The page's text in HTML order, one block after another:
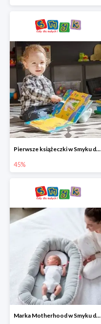
Pierwsze książeczki w Smyku do -45%
45%
Marka Motherhood w Smyku do -40%